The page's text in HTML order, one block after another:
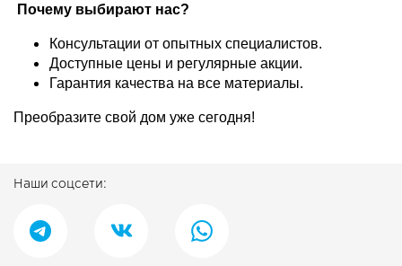
Почему выбирают нас?
Консультации от опытных специалистов.
Доступные цены и регулярные акции.
Гарантия качества на все материалы.
Преобразите свой дом уже сегодня!
Наши соцсети: